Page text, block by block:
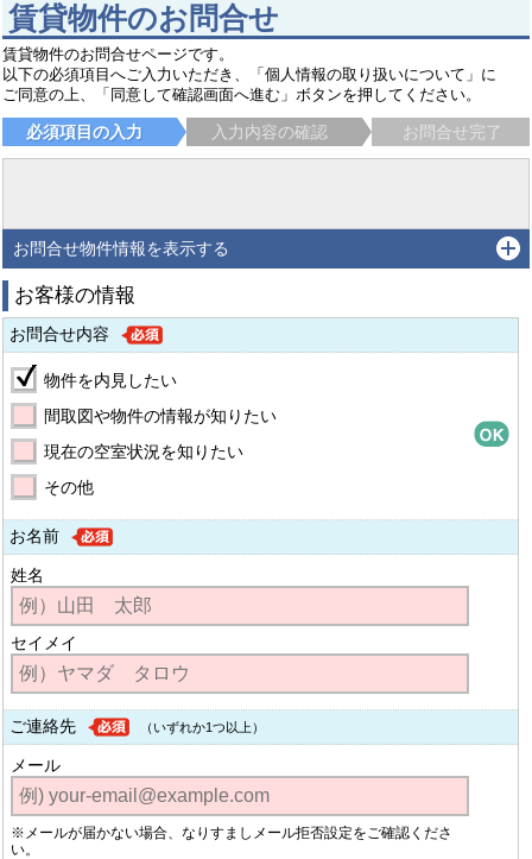
賃貸物件のお問合せ
賃貸物件のお問合せページです。
以下の必須項目へご入力いただき、「個人情報の取り扱いについて」に
ご同意の上、「同意して確認画面へ進む」ボタンを押してください。
必須項目の入力 入力内容の確認 お問合せ完了
お問合せ物件情報を表示する
お客様の情報
お問合せ内容
物件を内見したい
間取図や物件の情報が知りたい
現在の空室状況を知りたい
その他
お名前
姓名
セイメイ
ご連絡先 （いずれか1つ以上）
メール
※メールが届かない場合、なりすましメール拒否設定をご確認くださ
い。